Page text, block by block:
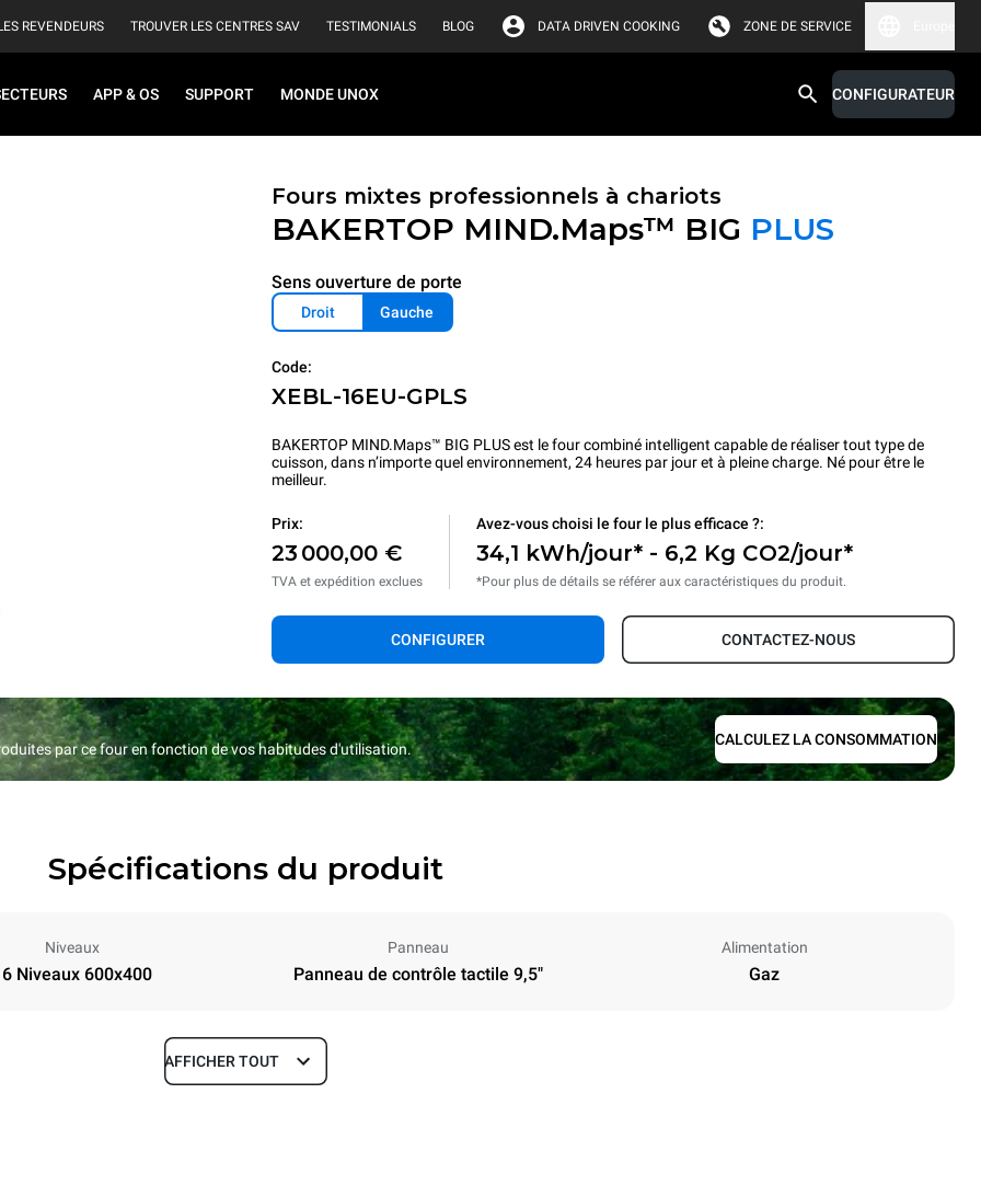
REVENDEURS TROUVER LES CENTRES SAV TESTIMONIALS BLOG DATA DRIVEN COOKING ZONE DE SERVICE
APP & OS SUPPORT MONDE UNOX CONFIGURATEUR
Fours mixtes professionnels à chariots
BAKERTOP MIND.Maps™ BIG PLUS
Sens ouverture de porte
Droit Gauche
Code:
XEBL-16EU-GPLS
BAKERTOP MIND.Maps™ BIG PLUS est le four combiné intelligent capable de réaliser tout type de
cuisson, dans n’importe quel environnement, 24 heures par jour et à pleine charge. Né pour être le
meilleur.
Prix:
23 000,00 €
TVA et expédition exclues
Avez-vous choisi le four le plus efficace ?:
34,1 kWh/jour* - 6,2 Kg CO2/jour*
*Pour plus de détails se référer aux caractéristiques du produit.
CONFIGURER CONTACTEZ-NOUS
par ce four en fonction de vos habitudes d'utilisation.
CALCULEZ LA CONSOMMATION
Spécifications du produit
Niveaux
Niveaux 600x400
Panneau
Panneau de contrôle tactile 9,5"
Alimentation
Gaz
Profondeur
AFFICHER TOUT